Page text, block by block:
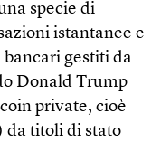
specie di
istantanee e
bancari gestiti da
Donald Trump
private, cioè
da titoli di stato